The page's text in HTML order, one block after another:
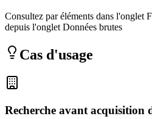
Consultez par éléments dans l'onglet
depuis l'onglet Données brutes
Cas d'usage
Recherche avant acquisition